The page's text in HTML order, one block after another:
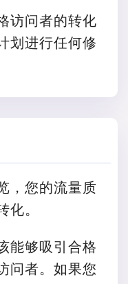
访问者的转化
划进行任何修
，您的流量质
化。
能够吸引合格
问者。如果您